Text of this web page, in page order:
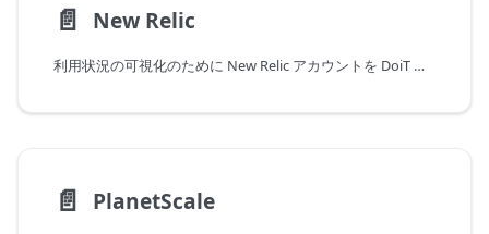
📄️ New Relic
利用状況の可視化のために New Relic アカウントを DoiT に接続してください
📄️ PlanetScale